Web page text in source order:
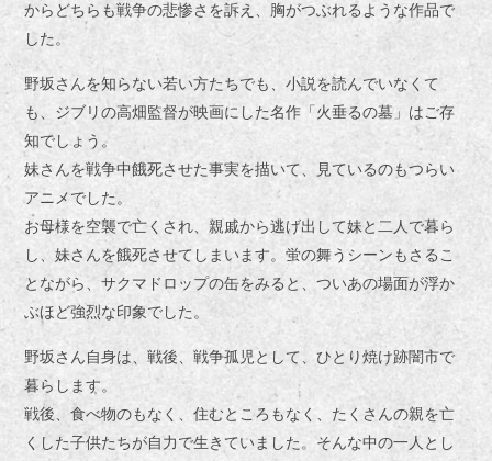
からどちらも戦争の悲惨さを訴え、胸がつぶれるような作品で
した。
野坂さんを知らない若い方たちでも、小説を読んでいなくて
も、ジブリの高畑監督が映画にした名作「火垂るの墓」はご存
知でしょう。
妹さんを戦争中餓死させた事実を描いて、見ているのもつらい
アニメでした。
お母様を空襲で亡くされ、親戚から逃げ出して妹と二人で暮ら
し、妹さんを餓死させてしまいます。蛍の舞うシーンもさるこ
とながら、サクマドロップの缶をみると、ついあの場面が浮か
ぶほど強烈な印象でした。
野坂さん自身は、戦後、戦争孤児として、ひとり焼け跡闇市で
暮らします。
戦後、食べ物のもなく、住むところもなく、たくさんの親を亡
くした子供たちが自力で生きていました。そんな中の一人とし